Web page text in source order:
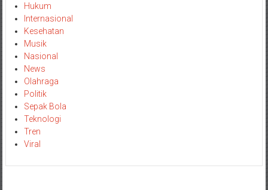
Hukum
Internasional
Kesehatan
Musik
Nasional
News
Olahraga
Politik
Sepak Bola
Teknologi
Tren
Viral